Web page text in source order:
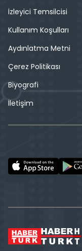
İzleyici Temsilcisi
Kullanım Koşulları
Aydınlatma Metni
Çerez Politikası
Biyografi
İletişim